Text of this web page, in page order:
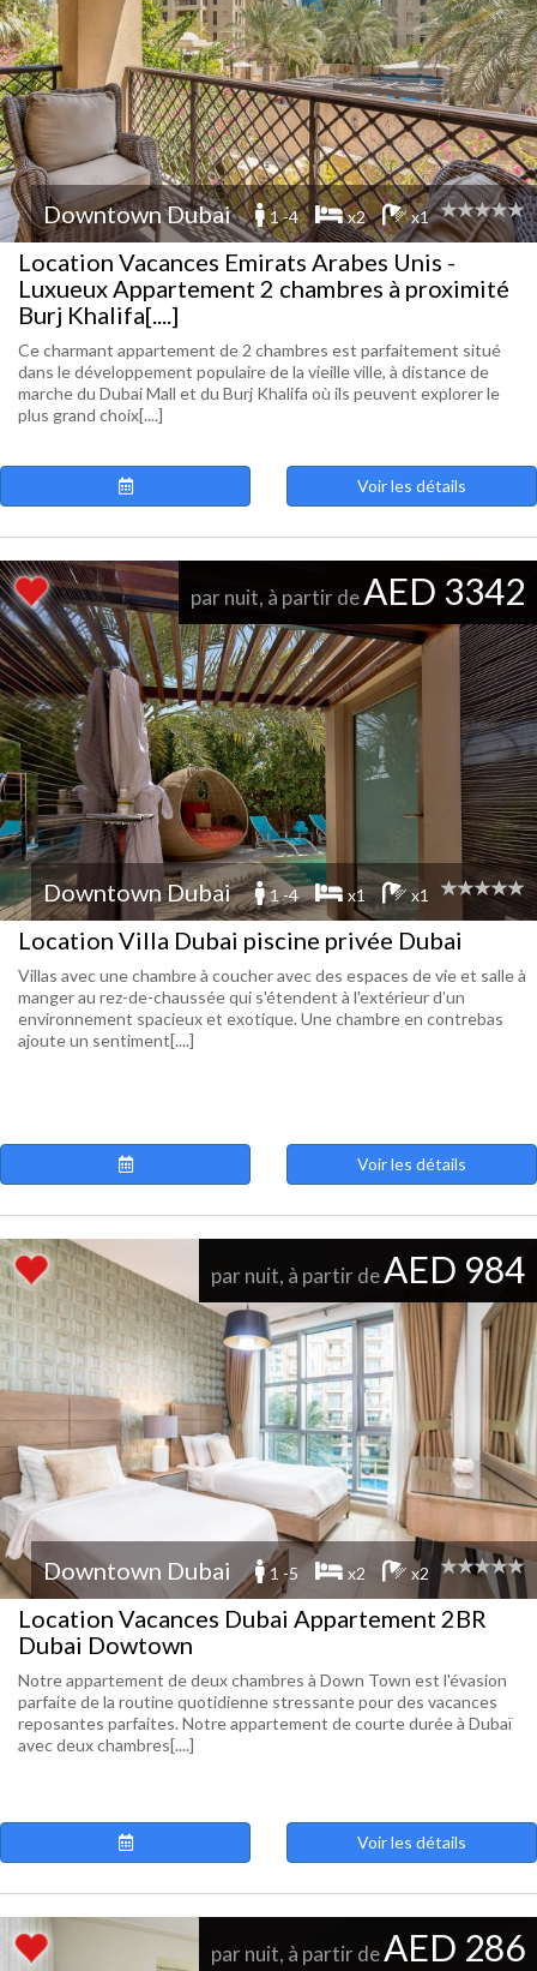
Downtown Dubai 1 -4 x2 x1
Location Vacances Emirats Arabes Unis -
Luxueux Appartement 2 chambres à proximité
Burj Khalifa[....]
Ce charmant appartement de 2 chambres est parfaitement situé
dans le développement populaire de la vieille ville, à distance de
marche du Dubai Mall et du Burj Khalifa où ils peuvent explorer le
plus grand choix[....]
Voir les détails
par nuit, à partir deAED 3342
Downtown Dubai 1 -4 x1 x1
Location Villa Dubai piscine privée Dubai
Villas avec une chambre à coucher avec des espaces de vie et salle à
manger au rez-de-chaussée qui s'étendent à l'extérieur d’un
environnement spacieux et exotique. Une chambre en contrebas
ajoute un sentiment[....]
Voir les détails
par nuit, à partir deAED 984
Downtown Dubai 1 -5 x2 x2
Location Vacances Dubai Appartement 2BR
Dubai Dowtown
Notre appartement de deux chambres à Down Town est l'évasion
parfaite de la routine quotidienne stressante pour des vacances
reposantes parfaites. Notre appartement de courte durée à Dubaï
avec deux chambres[....]
Voir les détails
par nuit, à partir deAED 286